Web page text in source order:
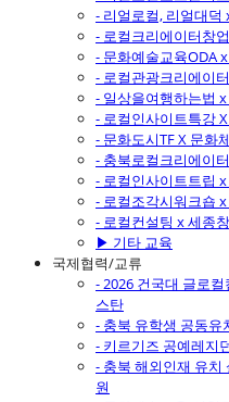
- 리얼로컬, 리얼대
- 로컬크리에이터창
- 문화예술교육ODA
- 로컬관광크리에이
- 일상을여행하는법
- 로컬인사이트특강
- 문화도시TF X 문화
- 충북로컬크리에이
- 로컬인사이트트립
- 로컬조각시워크숍
- 로컬컨설팅 x 세종
▶ 기타 교육
국제협력/교류
- 2026 건국대 글로
스탄
- 충북 유학생 공동
- 키르기즈 공예레지
- 충북 해외인재 유치
원